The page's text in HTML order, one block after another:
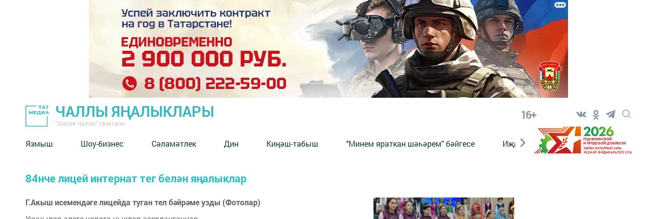
ЧАЛЛЫ ЯҢАЛЫКЛАРЫ
"Шәһри Чаллы" газетасы
16+
Язмыш Шоу-бизнес Сәламәтлек Дин Киңәш-табыш "Минем яраткан шәһәрем" бәйгесе Иҗат Реклама Онлайн
84нче лицей интернат тег белән яңалыклар
Г.Акыш исемендәге лицейда туган тел бәйрәме узды (Фотолар)